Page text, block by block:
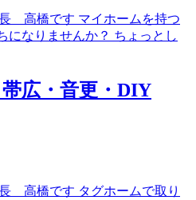
高橋です マイホームを持つ
になりませんか？ ちょっとし
広・音更・DIY
高橋です タグホームで取り